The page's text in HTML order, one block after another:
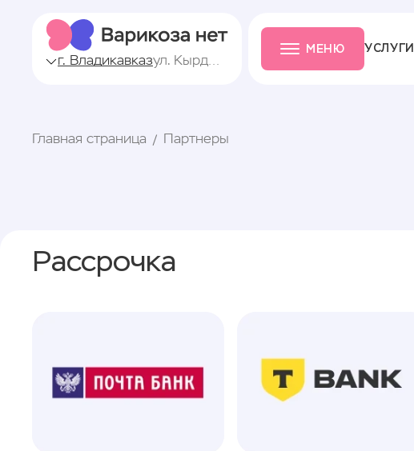
г. Владикавказ ул. Кырджалийская, 17
МЕНЮ УСЛУГИ
Главная страница Партнеры
Рассрочка